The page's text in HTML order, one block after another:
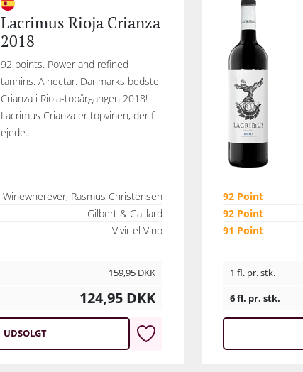
Lacrimus Rioja Crianza
2018
92 points. Power and refined
tannins. A nectar. Danmarks bedste
Crianza i Rioja-topårgangen 2018!
Lacrimus Crianza er topvinen, der f
ejede...
Winewherever, Rasmus Christensen
Gilbert & Gaillard
Vivir el Vino
159,95 DKK
124,95 DKK
UDSOLGT
92 Point
92 Point
91 Point
1 fl. pr. stk.
6 fl. pr. stk.